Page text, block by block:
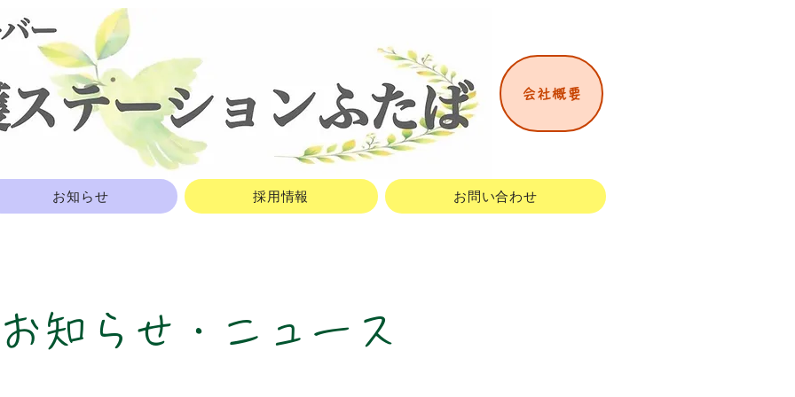
会社概要
お知らせ 採用情報 お問い合わせ
知らせ・ニュース